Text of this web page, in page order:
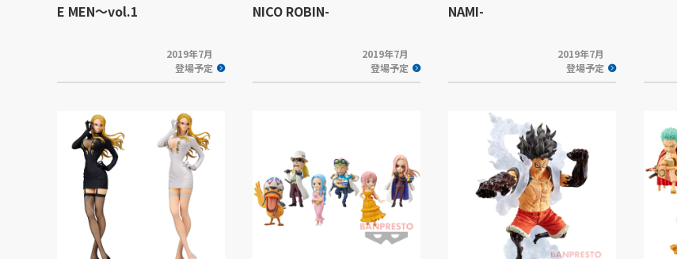
E MEN～vol.1
2019年7月
登場予定
NICO ROBIN-
2019年7月
登場予定
NAMI-
2019年7月
登場予定